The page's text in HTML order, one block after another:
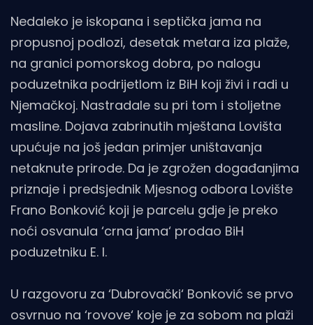
Nedaleko je iskopana i septička jama na
propusnoj podlozi, desetak metara iza plaže,
na granici pomorskog dobra, po nalogu
poduzetnika podrijetlom iz BiH koji živi i radi u
Njemačkoj. Nastradale su pri tom i stoljetne
masline. Dojava zabrinutih mještana Lovišta
upućuje na još jedan primjer uništavanja
netaknute prirode. Da je zgrožen događanjima
priznaje i predsjednik Mjesnog odbora Lovište
Frano Bonković koji je parcelu gdje je preko
noći osvanula ‘crna jama‘ prodao BiH
poduzetniku E. I.
U razgovoru za ‘Dubrovački‘ Bonković se prvo
osvrnuo na ‘rovove‘ koje je za sobom na plaži